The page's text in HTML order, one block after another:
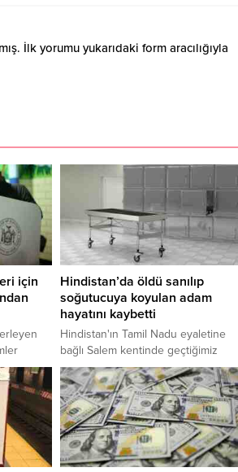
İlk yorumu yukarıdaki form aracılığıyla
için
elden
kadar
Hindistan’da öldü sanılıp
soğutucuya koyulan adam
hayatını kaybetti
Hindistan'ın Tamil Nadu eyaletine
bağlı Salem kentinde geçtiğimiz
pazartesi günü 74 yaşındaki
Balasubramanyam, özel bir
hastanede doktorun öldüğünü
söylemesinin ardından soğutucuya
koyuldu. Ertesi gün cenazeyi
almaya gelen görevliler yaşlı
adamın titrediğini ve hayatta